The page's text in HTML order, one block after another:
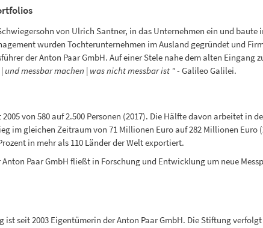
von Ulrich Santner, in das Unternehmen ein und
wurden Tochterunternehmen im Ausland gegründet und
der Anton Paar GmbH. Auf einer Stele nahe dem alten
und messbar machen | was nicht messbar ist "- Galileo Galilei.
von 580 auf 2.500 Personen (2017). Die Hälfte davon arbeitet
im gleichen Zeitraum von 71 Millionen Euro auf 282 Millionen Euro
in mehr als 110 Länder der Welt exportiert.
Anton Paar GmbH fließt in Forschung und Entwicklung um neue
ist seit 2003 Eigentümerin der Anton Paar GmbH. Die Stiftung